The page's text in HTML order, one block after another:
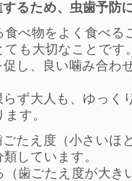
るため、虫歯予防
べ物をよく食べる
も大切なことです
促し、良い噛み合わ
らず大人も、ゆっく
す。
たえ度（小さいほ
しています。
歯ごたえ度が大き